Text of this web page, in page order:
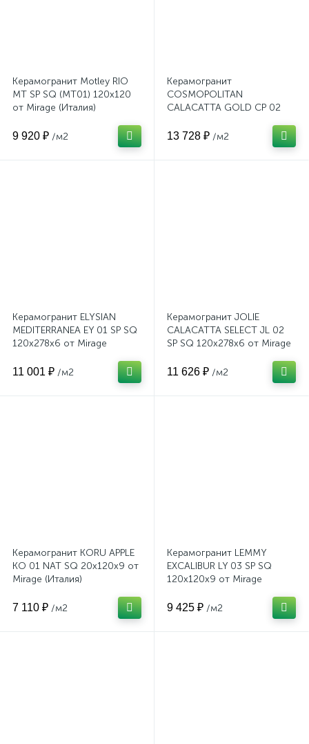
Керамогранит Motley RIO
MT SP SQ (MT01) 120x120
от Mirage (Италия)
9 920 ₽ /м2
Керамогранит
COSMOPOLITAN
CALACATTA GOLD CP 02
Mirage (Италия)
13 728 ₽ /м2
Керамогранит ELYSIAN
MEDITERRANEA EY 01 SP SQ
120x278x6 от Mirage
11 001 ₽ /м2
Керамогранит JOLIE
CALACATTA SELECT JL 02
SP SQ 120x278x6 от Mirage
11 626 ₽ /м2
Керамогранит KORU APPLE
KO 01 NAT SQ 20x120x9 от
Mirage (Италия)
7 110 ₽ /м2
Керамогранит LEMMY
EXCALIBUR LY 03 SP SQ
120x120x9 от Mirage
9 425 ₽ /м2